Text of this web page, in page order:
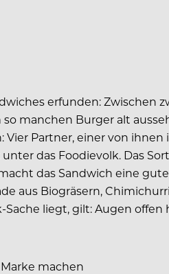
erfunden: Zwischen
manchen Burger alt
Partner, einer von ihnen
das Foodievolk. Das
das Sandwich eine
aus Biogräsern,
liegt, gilt: Augen
machen